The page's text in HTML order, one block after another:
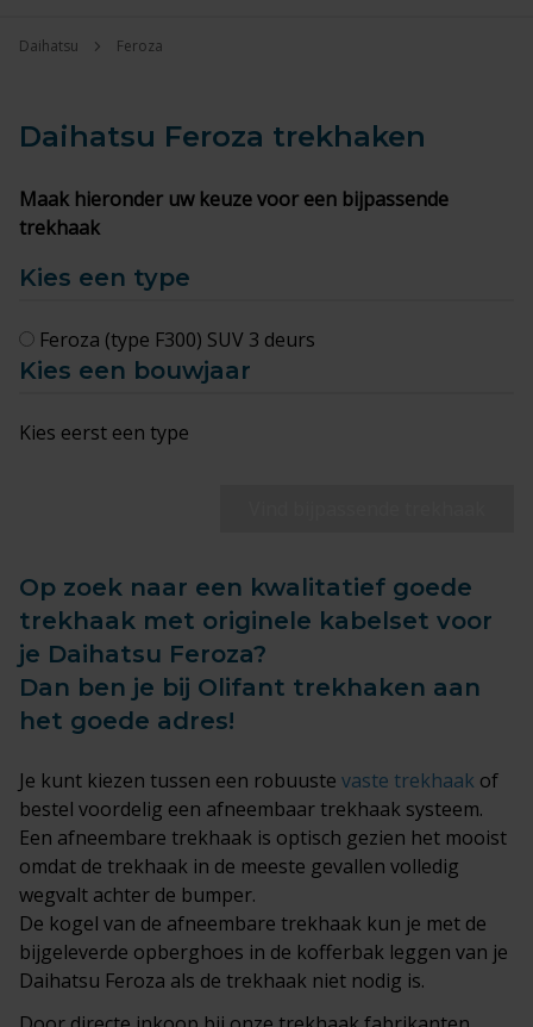
Daihatsu Feroza
Daihatsu Feroza trekhaken
Maak hieronder uw keuze voor een bijpassende
trekhaak
Kies een type
Feroza (type F300) SUV 3 deurs
Kies een bouwjaar
Kies eerst een type
Op zoek naar een kwalitatief goede
trekhaak met originele kabelset voor
je Daihatsu Feroza?
Dan ben je bij Olifant trekhaken aan
het goede adres!
Je kunt kiezen tussen een robuuste vaste trekhaak of
bestel voordelig een afneembaar trekhaak systeem.
Een afneembare trekhaak is optisch gezien het mooist
omdat de trekhaak in de meeste gevallen volledig
wegvalt achter de bumper.
De kogel van de afneembare trekhaak kun je met de
bijgeleverde opberghoes in de kofferbak leggen van je
Daihatsu Feroza als de trekhaak niet nodig is.